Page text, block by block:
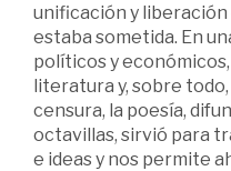
unificación y liberación
estaba sometida. En
políticos y
literatura y, sobre
censura, la poesía,
octavillas, sirvió para
e ideas y nos permite